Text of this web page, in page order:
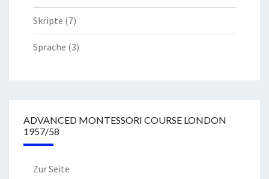
Skripte (7)
Sprache (3)
ADVANCED MONTESSORI COURSE LONDON
1957/58
Zur Seite